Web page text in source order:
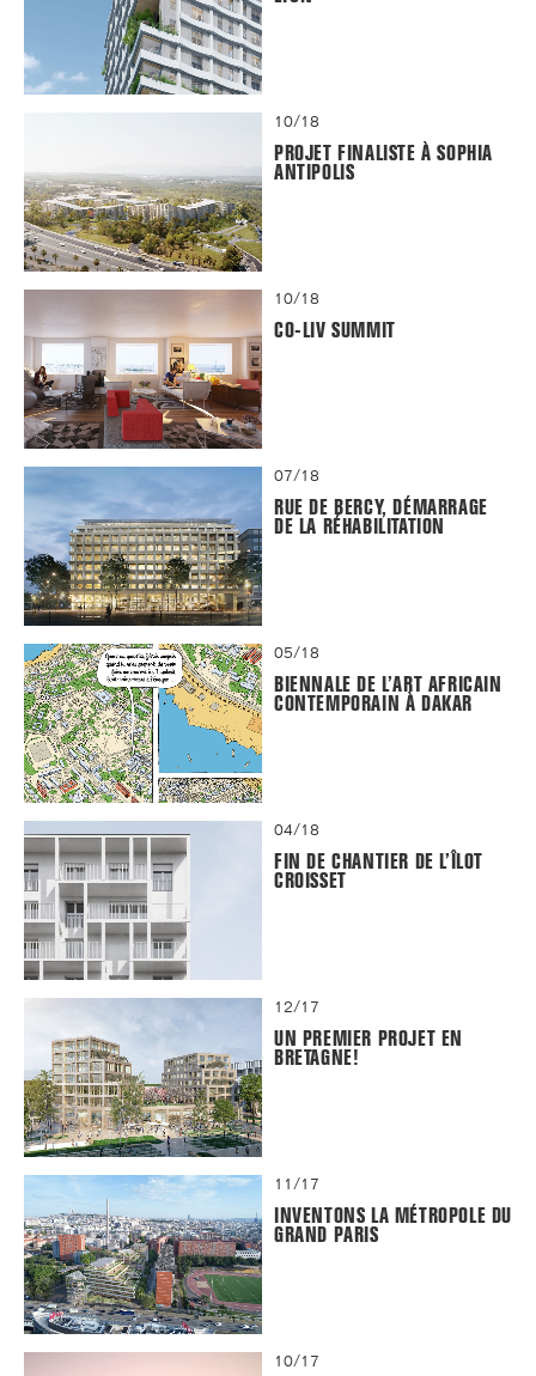
10/18
PROJET FINALISTE À SOPHIA
ANTIPOLIS
10/18
CO-LIV SUMMIT
07/18
RUE DE BERCY, DÉMARRAGE
DE LA RÉHABILITATION
05/18
BIENNALE DE L’ART AFRICAIN
CONTEMPORAIN À DAKAR
04/18
FIN DE CHANTIER DE L’ÎLOT
CROISSET
12/17
UN PREMIER PROJET EN
BRETAGNE!
11/17
INVENTONS LA MÉTROPOLE DU
GRAND PARIS
10/17